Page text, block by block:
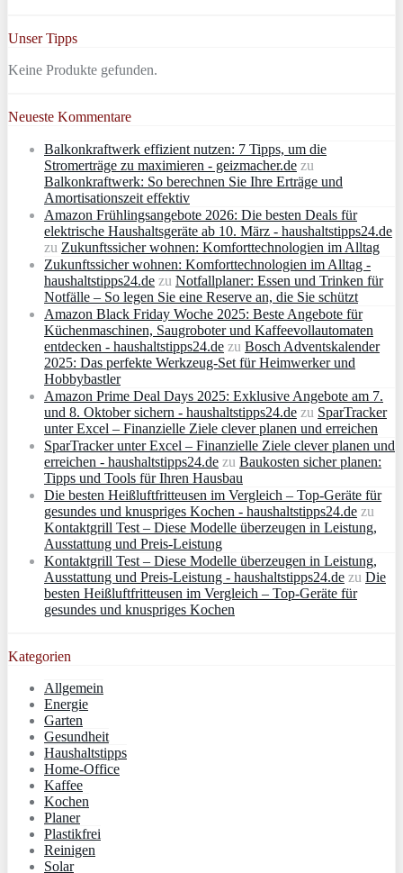
Unser Tipps
Keine Produkte gefunden.
Neueste Kommentare
Balkonkraftwerk effizient nutzen: 7 Tipps, um die
Stromerträge zu maximieren - geizmacher.de zu
Balkonkraftwerk: So berechnen Sie Ihre Erträge und
Amortisationszeit effektiv
Amazon Frühlingsangebote 2026: Die besten Deals für
elektrische Haushaltsgeräte ab 10. März - haushaltstipps24.de
zu Zukunftssicher wohnen: Komforttechnologien im Alltag
Zukunftssicher wohnen: Komforttechnologien im Alltag -
haushaltstipps24.de zu Notfallplaner: Essen und Trinken für
Notfälle – So legen Sie eine Reserve an, die Sie schützt
Amazon Black Friday Woche 2025: Beste Angebote für
Küchenmaschinen, Saugroboter und Kaffeevollautomaten
entdecken - haushaltstipps24.de zu Bosch Adventskalender
2025: Das perfekte Werkzeug-Set für Heimwerker und
Hobbybastler
Amazon Prime Deal Days 2025: Exklusive Angebote am 7.
und 8. Oktober sichern - haushaltstipps24.de zu SparTracker
unter Excel – Finanzielle Ziele clever planen und erreichen
SparTracker unter Excel – Finanzielle Ziele clever planen und
erreichen - haushaltstipps24.de zu Baukosten sicher planen:
Tipps und Tools für Ihren Hausbau
Die besten Heißluftfritteusen im Vergleich – Top-Geräte für
gesundes und knuspriges Kochen - haushaltstipps24.de zu
Kontaktgrill Test – Diese Modelle überzeugen in Leistung,
Ausstattung und Preis-Leistung
Kontaktgrill Test – Diese Modelle überzeugen in Leistung,
Ausstattung und Preis-Leistung - haushaltstipps24.de zu Die
besten Heißluftfritteusen im Vergleich – Top-Geräte für
gesundes und knuspriges Kochen
Kategorien
Allgemein
Energie
Garten
Gesundheit
Haushaltstipps
Home-Office
Kaffee
Kochen
Planer
Plastikfrei
Reinigen
Solar